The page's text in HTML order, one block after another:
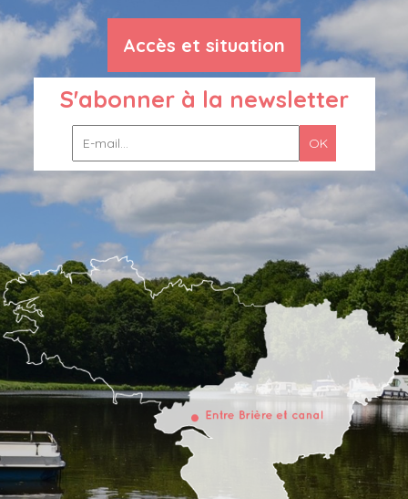
Accès et situation
S'abonner à la newsletter